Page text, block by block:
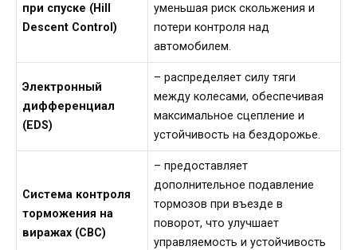
при спуске (Hill
Descent Control)
уменьшая риск скольжения и
потери контроля над
автомобилем.
Электронный
дифференциал
(EDS)
– распределяет силу тяги
между колесами, обеспечивая
максимальное сцепление и
устойчивость на бездорожье.
Система контроля
торможения на
виражах (CBC)
– предоставляет
дополнительное подавление
тормозов при въезде в
поворот, что улучшает
управляемость и устойчивость